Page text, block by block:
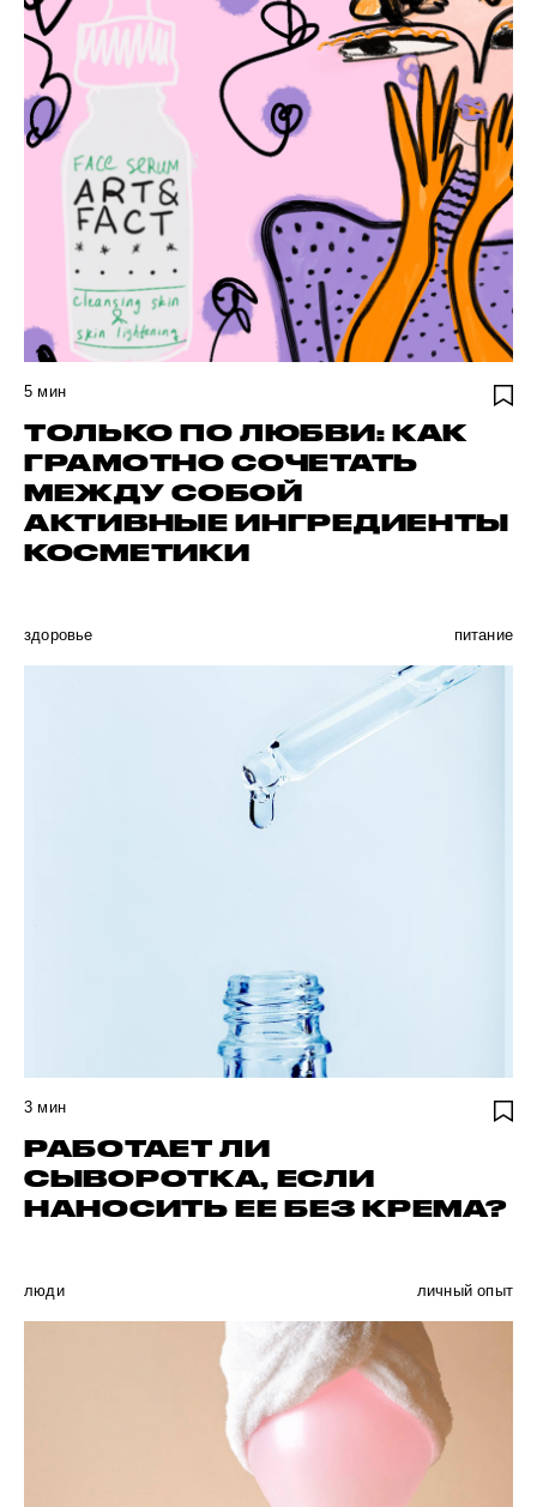
5 мин
ТОЛЬКО ПО ЛЮБВИ: КАК
ГРАМОТНО СОЧЕТАТЬ
МЕЖДУ СОБОЙ
АКТИВНЫЕ ИНГРЕДИЕНТЫ
КОСМЕТИКИ
здоровье питание
3 мин
РАБОТАЕТ ЛИ
СЫВОРОТКА, ЕСЛИ
НАНОСИТЬ ЕЕ БЕЗ КРЕМА?
люди личный опыт